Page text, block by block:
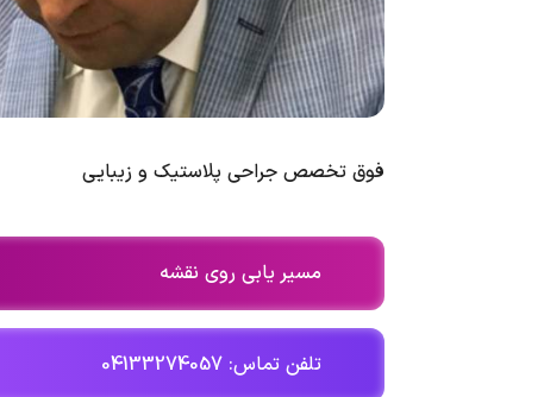
فوق تخصص جراحی پلاستیک و زیبایی
مسیر یابی روی نقشه
تلفن تماس: 04133274057